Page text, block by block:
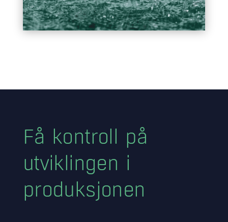
Få kontroll på
utviklingen i
produksjonen